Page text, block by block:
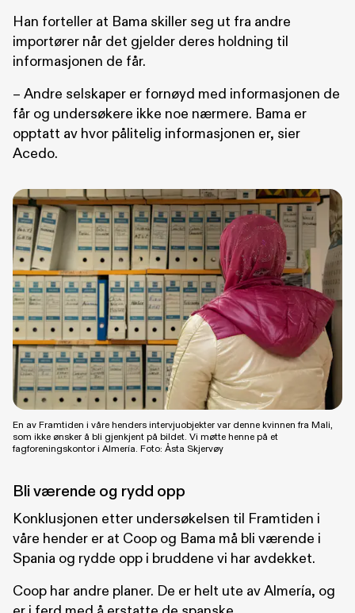
Han forteller at Bama skiller seg ut fra andre
importører når det gjelder deres holdning til
informasjonen de får.
– Andre selskaper er fornøyd med informasjonen de
får og undersøkere ikke noe nærmere. Bama er
opptatt av hvor pålitelig informasjonen er, sier
Acedo.
En av Framtiden i våre henders intervjuobjekter var denne kvinnen fra Mali,
som ikke ønsker å bli gjenkjent på bildet. Vi møtte henne på et
fagforeningskontor i Almería. Foto: Åsta Skjervøy
Bli værende og rydd opp
Konklusjonen etter undersøkelsen til Framtiden i
våre hender er at Coop og Bama må bli værende i
Spania og rydde opp i bruddene vi har avdekket.
Coop har andre planer. De er helt ute av Almería, og